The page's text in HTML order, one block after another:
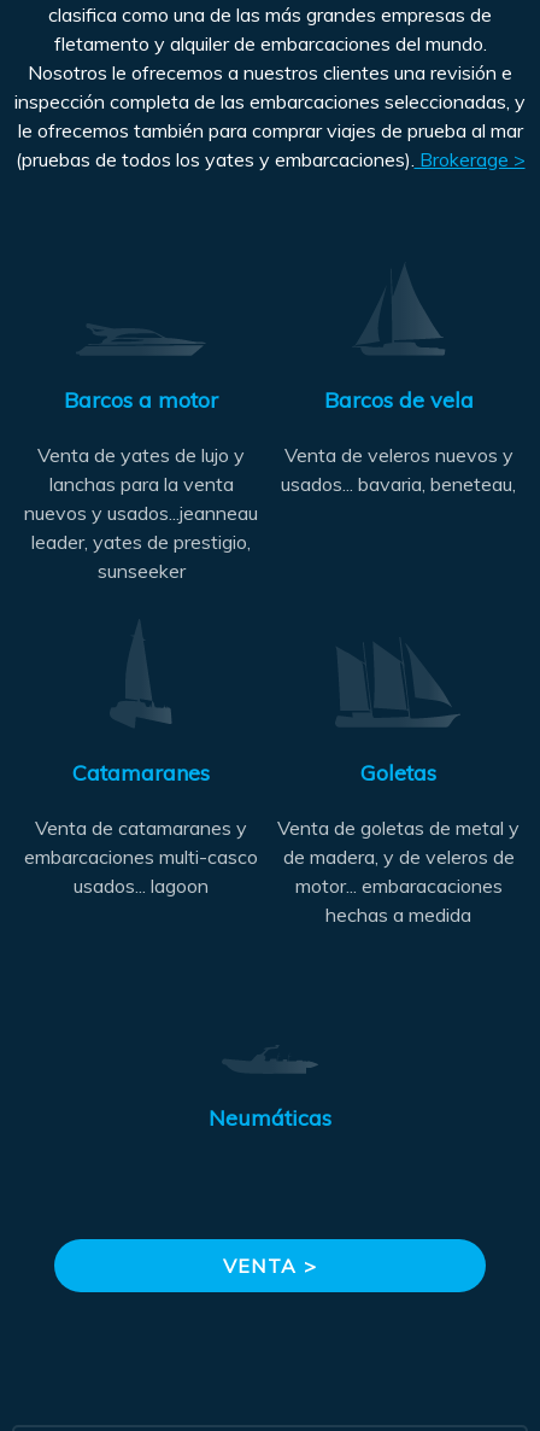
clasifica como una de las más grandes empresas de
fletamento y alquiler de embarcaciones del mundo.
Nosotros le ofrecemos a nuestros clientes una revisión e
inspección completa de las embarcaciones seleccionadas, y
le ofrecemos también para comprar viajes de prueba al mar
(pruebas de todos los yates y embarcaciones). Brokerage >
Barcos a motor
Venta de yates de lujo y
lanchas para la venta
nuevos y usados...jeanneau
leader, yates de prestigio,
sunseeker
Barcos de vela
Venta de veleros nuevos y
usados... bavaria, beneteau,
Catamaranes
Venta de catamaranes y
embarcaciones multi-casco
usados... lagoon
Goletas
Venta de goletas de metal y
de madera, y de veleros de
motor... embaracaciones
hechas a medida
Neumáticas
VENTA >